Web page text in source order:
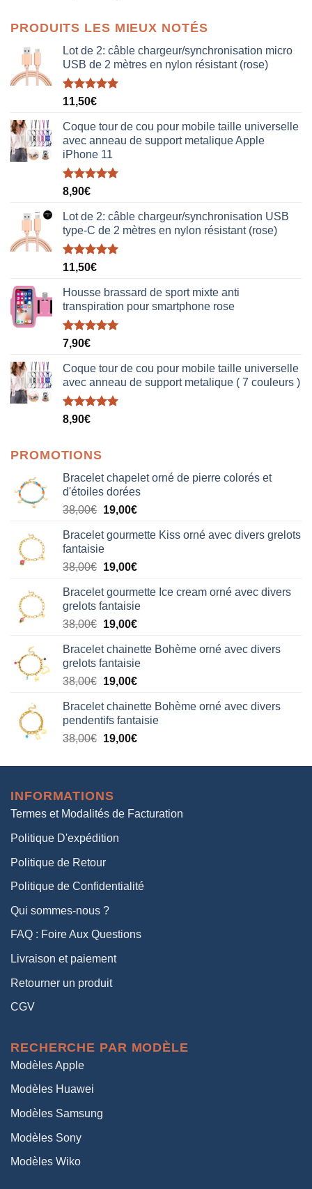
était :
38,00€.
est :
19,00€.
PRODUITS LES MIEUX NOTÉS
Lot de 2: câble chargeur/synchronisation micro
USB de 2 mètres en nylon résistant (rose)
Note5.00
11,50€
Coque tour de cou pour mobile taille universelle
avec anneau de support metalique Apple
iPhone 11
Note5.00
8,90€
Lot de 2: câble chargeur/synchronisation USB
type-C de 2 mètres en nylon résistant (rose)
Note5.00
11,50€
Housse brassard de sport mixte anti
transpiration pour smartphone rose
Note5.00
7,90€
Coque tour de cou pour mobile taille universelle
avec anneau de support metalique ( 7 couleurs )
Note5.00
8,90€
PROMOTIONS
Bracelet chapelet orné de pierre colorés et
d'étoiles dorées
38,00€ Le
initial
était :
38,00€.
19,00€Le
actuel
19,00€.
Bracelet gourmette Kiss orné avec divers grelots
fantaisie
38,00€ Le
initial
était :
38,00€.
19,00€Le
actuel
est :
19,00€.
Bracelet gourmette Ice cream orné avec divers
grelots fantaisie
38,00€ Le
initial
était :
38,00€.
19,00€Le
actuel
est :
19,00€.
Bracelet chainette Bohème orné avec divers
grelots fantaisie
38,00€ Le
initial
était :
38,00€.
19,00€Le
actuel
est :
19,00€.
Bracelet chainette Bohème orné avec divers
pendentifs fantaisie
38,00€ Le
initial
38,00€.
19,00€Le
actuel
INFORMATIONS
Termes et Modalités de Facturation
Politique D'expédition
Politique de Retour
Politique de Confidentialité
Qui sommes-nous ?
FAQ : Foire Aux Questions
Livraison et paiement
Retourner un produit
CGV
RECHERCHE PAR MODÈLE
Modèles Apple
Modèles Huawei
Modèles Samsung
Modèles Sony
Modèles Wiko